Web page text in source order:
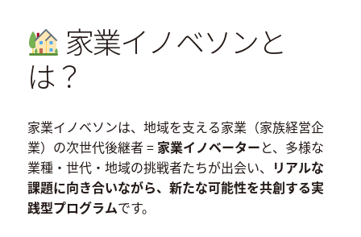
家業イノベソンと
は？
家業イノベソンは、地域を支える家業（家族経営企
業）の次世代後継者 = 家業イノベーターと、多様な
業種・世代・地域の挑戦者たちが出会い、 リアルな
課題に向き合いながら、新たな可能性を共創する実
践型プログラムです。